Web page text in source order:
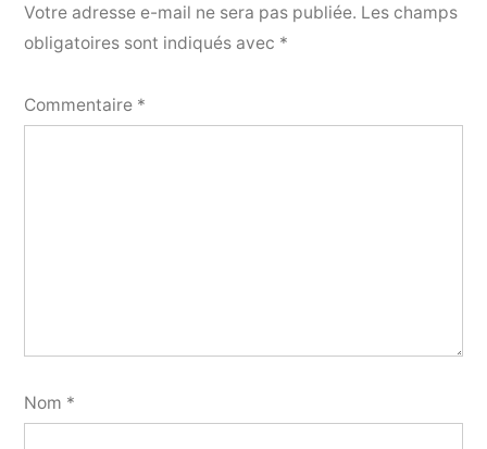
Votre adresse e-mail ne sera pas publiée. Les champs
obligatoires sont indiqués avec *
Commentaire *
Nom *